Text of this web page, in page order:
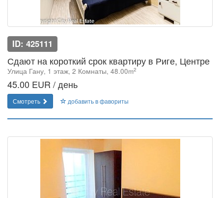
ID: 425111
Сдают на короткий срок квартиру в Риге, Центре
Улица Гану, 1 этаж, 2 Комнаты, 48.00m2
45.00 EUR / день
Смотреть добавить в фавориты